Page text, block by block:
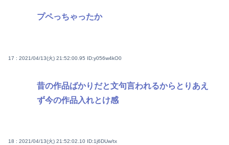
プペっちゃったか
17 : 2021/04/13(火) 21:52:00.95 ID:y056w4kO0
昔の作品ばかりだと文句言われるからとりあえ
ず今の作品入れとけ感
18 : 2021/04/13(火) 21:52:02.10 ID:1j6DUw/tx